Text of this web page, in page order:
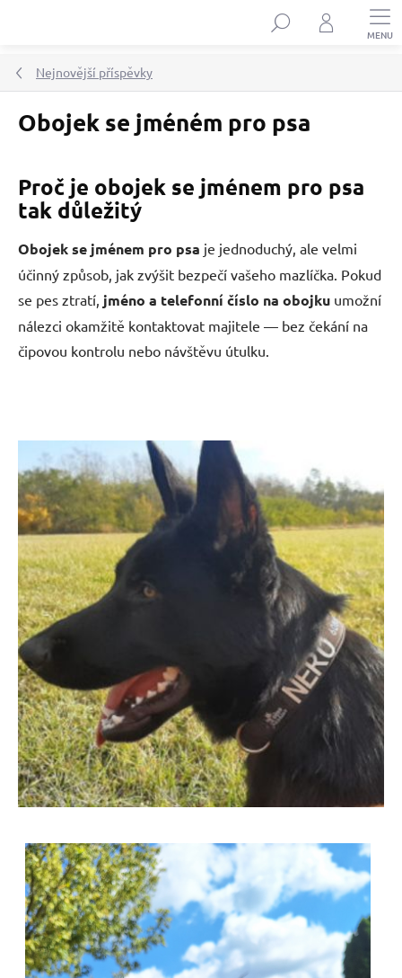
Hledat
Nejnovější příspěvky
Obojek se jméném pro psa
Proč je obojek se jménem pro psa
tak důležitý
Obojek se jménem pro psa je jednoduchý, ale velmi
účinný způsob, jak zvýšit bezpečí vašeho mazlíčka. Pokud
se pes ztratí, jméno a telefonní číslo na obojku umožní
nálezci okamžitě kontaktovat majitele — bez čekání na
čipovou kontrolu nebo návštěvu útulku.